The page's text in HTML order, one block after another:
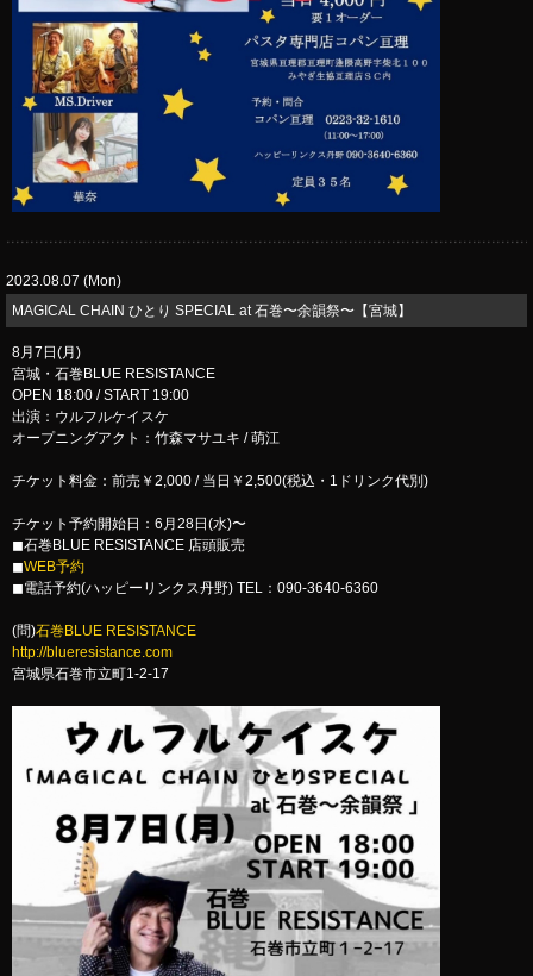
2023.08.07 (Mon)
MAGICAL CHAIN ひとり SPECIAL at 石巻〜余韻祭〜【宮城】
8月7日(月)
宮城・石巻BLUE RESISTANCE
OPEN 18:00 / START 19:00
出演：ウルフルケイスケ
オープニングアクト：竹森マサユキ / 萌江
チケット料金：前売￥2,000 / 当日￥2,500(税込・1ドリンク代別)
チケット予約開始日：6月28日(水)〜
◼︎石巻BLUE RESISTANCE 店頭販売
◼︎WEB予約
◼︎電話予約(ハッピーリンクス丹野) TEL：090-3640-6360
(問)石巻BLUE RESISTANCE
http://blueresistance.com
宮城県石巻市立町1-2-17